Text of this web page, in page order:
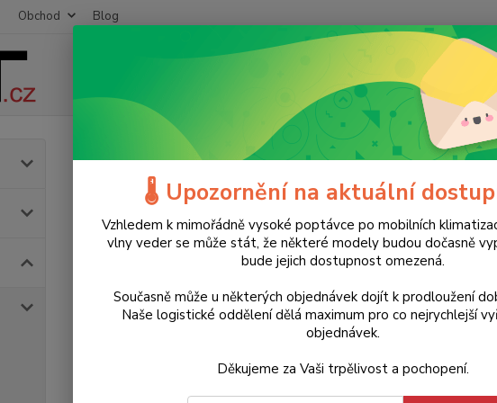
Obchod Blog
Elektrické nářadí Magnetické vrtačky příslušenství Sada
Sada jádrových vrtáků 12-22
TOP produkt
4 106 Kč
- 15 %
🌡️ Upozornění na aktuální
Vzhledem k mimořádně vysoké poptávce po mobilních
vlny veder se může stát, že některé modely budou dočasně
bude jejich dostupnost omezená.
Současně může u některých objednávek dojít k prodloužení
Naše logistické oddělení dělá maximum pro co nejrychlejší
objednávek.
Děkujeme za Vaši trpělivost a pochopení.